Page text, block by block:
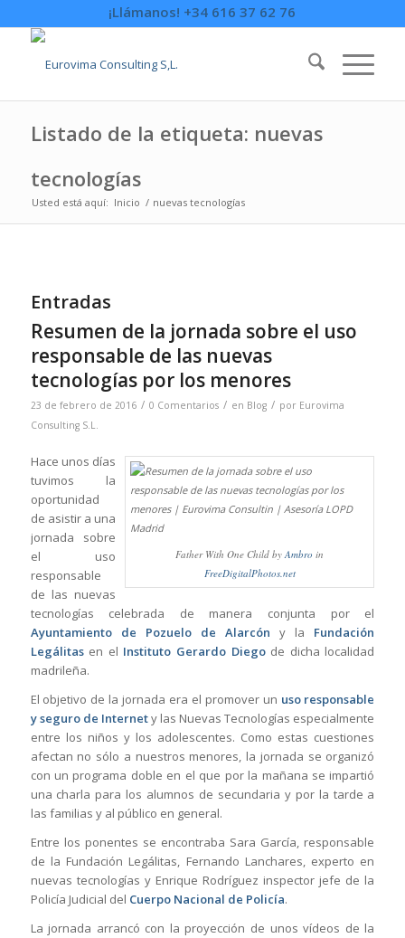
¡Llámanos! +34 616 37 62 76
Listado de la etiqueta: nuevas
tecnologías
Usted está aquí: Inicio / nuevas tecnologías
Entradas
Resumen de la jornada sobre el uso
responsable de las nuevas
tecnologías por los menores
23 de febrero de 2016 / 0 Comentarios / en Blog / por Eurovima
Consulting S.L.
Father With One Child byAmbro in
FreeDigitalPhotos.net
Hace unos días
tuvimos la
oportunidad
de asistir a una
jornada sobre
el uso
responsable
de las nuevas
tecnologías celebrada de manera conjunta por el
Ayuntamiento de Pozuelo de Alarcón y la Fundación
Legálitasen el Instituto Gerardo Diegode dicha localidad
madrileña.
El objetivo de la jornada era el promover un uso responsable
y seguro de Internety las Nuevas Tecnologías especialmente
entre los niños y los adolescentes. Como estas cuestiones
afectan no sólo a nuestros menores, la jornada se organizó
con un programa doble en el que por la mañana se impartió
una charla para los alumnos de secundaria y por la tarde a
las familias y al público en general.
Entre los ponentes se encontraba Sara García, responsable
de la Fundación Legálitas, Fernando Lanchares, experto en
nuevas tecnologías y Enrique Rodríguez inspector jefe de la
Policía Judicial del Cuerpo Nacional de Policía.
La jornada arrancó con la proyección de unos vídeos de la